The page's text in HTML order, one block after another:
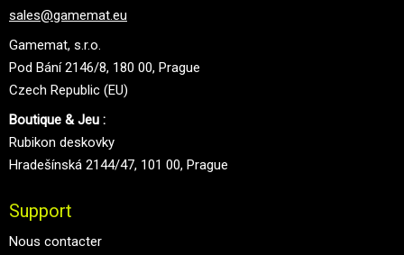
sales@gamemat.eu
Gamemat, s.r.o.
Pod Bání 2146/8, 180 00, Prague
Czech Republic (EU)
Boutique & Jeu :
Rubikon deskovky
Hradešínská 2144/47, 101 00, Prague
Support
Nous contacter